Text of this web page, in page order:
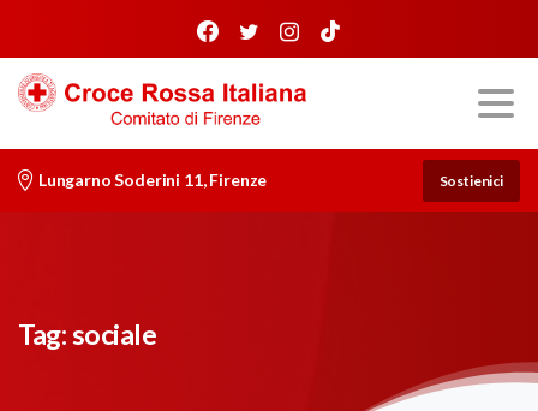
Lungarno Soderini 11, Firenze Sostienici
Tag:sociale